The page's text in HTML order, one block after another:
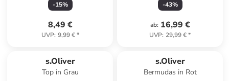
-15%
8,49 €
UVP: 9,99 €*
-43%
ab: 16,99 €
UVP: 29,99 €*
s.Oliver
Top in Grau
s.Oliver
Bermudas in Rot